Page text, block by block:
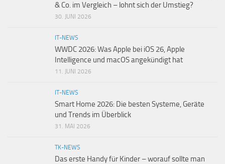
& Co. im Vergleich – lohnt sich der Umstieg?
30. JUNI 2026
IT-NEWS
WWDC 2026: Was Apple bei iOS 26, Apple
Intelligence und macOS angekündigt hat
11. JUNI 2026
IT-NEWS
Smart Home 2026: Die besten Systeme, Geräte
und Trends im Überblick
31. MAI 2026
TK-NEWS
Das erste Handy für Kinder – worauf sollte man